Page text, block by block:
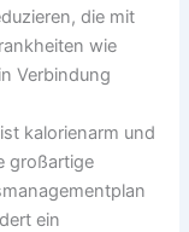
die mit
wie
Verbindung
kalorienarm und
großartige
ein